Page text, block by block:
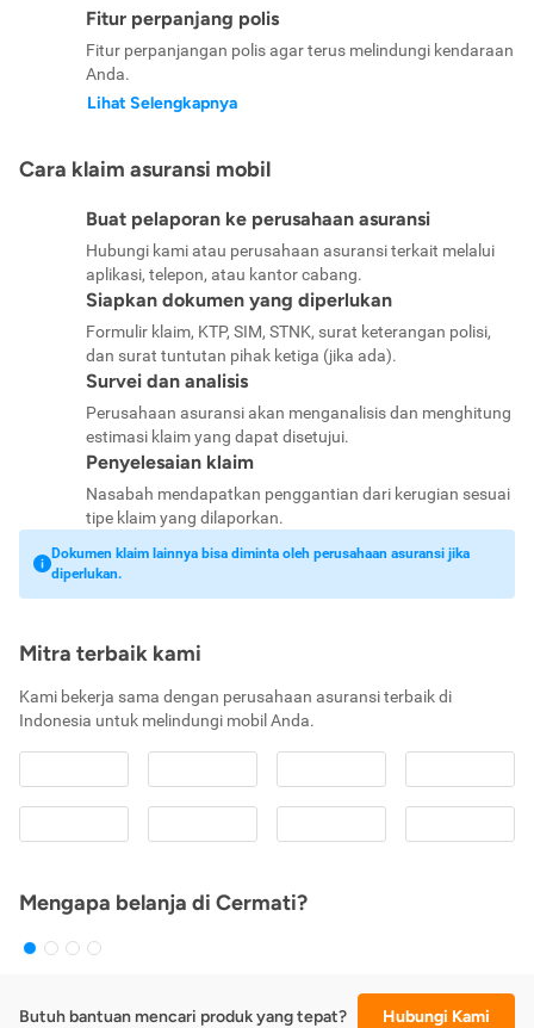
Fitur perpanjang polis
Fitur perpanjangan polis agar terus melindungi kendaraan
Anda.
Lihat Selengkapnya
Cara klaim asuransi mobil
Buat pelaporan ke perusahaan asuransi
Hubungi kami atau perusahaan asuransi terkait melalui
aplikasi, telepon, atau kantor cabang.
Siapkan dokumen yang diperlukan
Formulir klaim, KTP, SIM, STNK, surat keterangan polisi,
dan surat tuntutan pihak ketiga (jika ada).
Survei dan analisis
Perusahaan asuransi akan menganalisis dan menghitung
estimasi klaim yang dapat disetujui.
Penyelesaian klaim
Nasabah mendapatkan penggantian dari kerugian sesuai
tipe klaim yang dilaporkan.
Dokumen klaim lainnya bisa diminta oleh perusahaan asuransi jika
diperlukan.
Mitra terbaik kami
Kami bekerja sama dengan perusahaan asuransi terbaik di
Indonesia untuk melindungi mobil Anda.
Mengapa belanja di Cermati?
Butuh bantuan mencari produk yang tepat? Hubungi Kami